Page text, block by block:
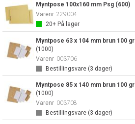
Myntpose 100x160 mm Psg (600)
Varenr 229004
20+ På lager
Myntpose 63 x 104 mm brun 100 gr
(1000)
Varenr 003706
Bestillingsvare (3 dager)
Myntpose 85 x 140 mm brun 100 gr
(1000)
Varenr 003708
Bestillingsvare (3 dager)